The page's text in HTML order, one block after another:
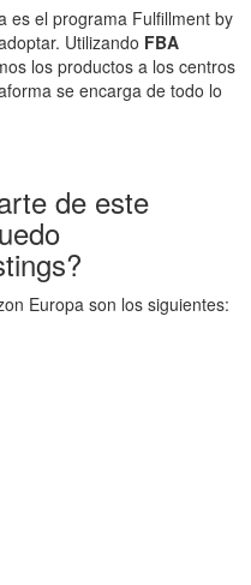
es el programa Fulfillment by
Utilizando FBA
los productos a los centros
se encarga de todo lo
de este
Europa son los siguientes: